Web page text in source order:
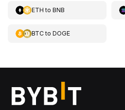
ETH to BNB
BTCto DOGE